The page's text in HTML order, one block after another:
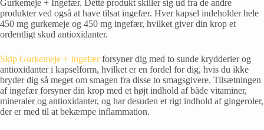
Gurkemeje + Ingefær. Dette produkt skiller sig ud fra de andre
produkter ved også at have tilsat ingefær. Hver kapsel indeholder hele
450 mg gurkemeje og 450 mg ingefær, hvilket giver din krop et
ordentligt skud antioxidanter.
Skip Gurkemeje + Ingefærforsyner dig med to sunde krydderier og
antioxidanter i kapselform, hvilket er en fordel for dig, hvis du ikke
bryder dig så meget om smagen fra disse to smagsgivere. Tilsætningen
af ingefær forsyner din krop med et højt indhold af både vitaminer,
mineraler og antioxidanter, og har desuden et rigt indhold af gingeroler,
der er med til at bekæmpe inflammation.